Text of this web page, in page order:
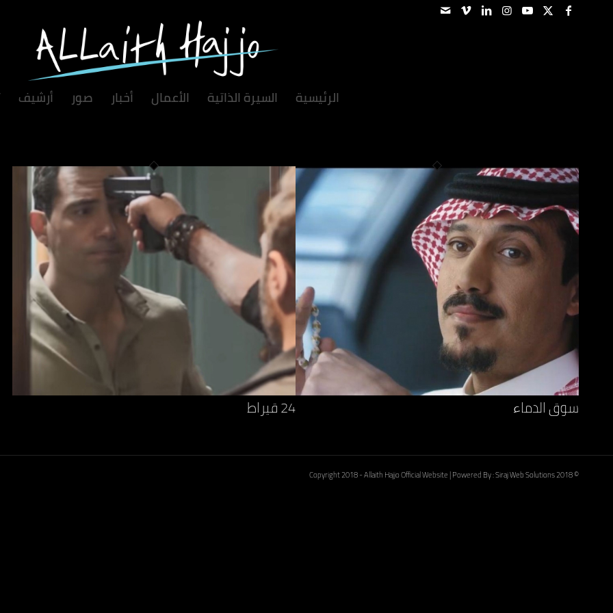
الرئيسية السيرة الذاتية الأعمال أخبار صور أرشيف
سوق الدماء 24 قيراط
© Copyright 2018 - Allaith Hajjo Official Website | Powered By :
Siraj Web Solutions2018